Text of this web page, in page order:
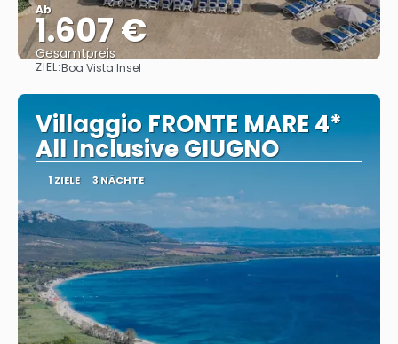
Ab
1.607 €
Gesamtpreis
ZIEL:Boa Vista Insel
Villaggio FRONTE MARE 4*
All Inclusive GIUGNO
1 ZIELE 3 NÄCHTE